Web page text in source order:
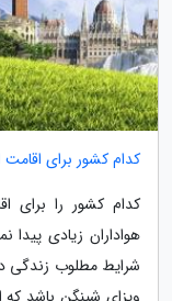
کدام کشور برای اقامت
کدام کشور را برای
هواداران زیادی
شرایط مطلوب زندگی در
ویزای شینگن باشد که